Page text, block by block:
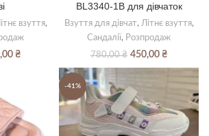
взуття,
₴.
₴Поточна
290,00 ₴.
BL3340-1B для дівчаток
Взуття для дівчат, Літнє взуття,
Сандалії, Розпродаж
780,00₴ Оригінальна
ціна:
450,00 ₴Поточна
ціна:
450,00 ₴.
-41%